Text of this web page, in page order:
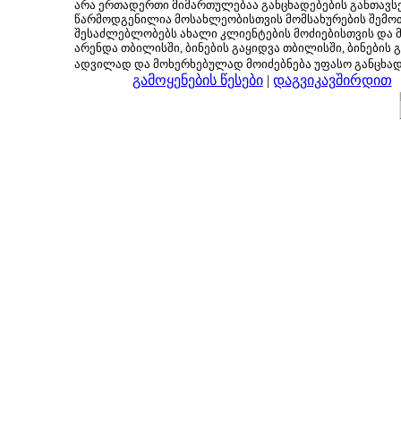
არა ერთადერთი მიმართულებაა განცხადებების
წარმოდგენილია მოსახლეობისთვის მომსახურების
შესაძლებლობებს ახალი კლიენტების მოძიებისთვის და
არენდა თბილისში, ბინების გაყიდვა თბილისში, ბინების
ადვილად და მოხერხებულად მოიძებნება უფასო
გამოყენების წესები| დაგვიკავშირდით